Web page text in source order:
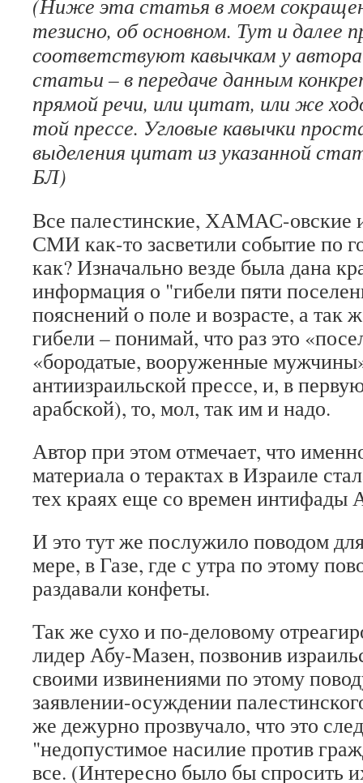
(Ниже эта статья в моем
тезисно, об основном. Тут и далее п
соответствуют кавычкам у
статьи – в передаче данным
прямой речи, или цитат, или же
той прессе. Угловые кавычки
выделения цитат из указанной
БЛ)
Все палестинские, ХАМАС-овские
СМИ как-то засветили событие по
как? Изначально везде была дана
информация о "гибели пяти
пояснений о поле и возрасте, а так
гибели – понимай, что раз это
«бородатые, вооруженные
антиизраильской прессе, и, в
арабской), то, мол, так им и надо.
Автор при этом отмечает, что
материала о терактах в Израиле
тех краях еще со времен интифады
И это тут же послужило поводом
мере, в Газе, где с утра по этому
раздавали конфеты.
Так же сухо и по-деловому
лидер Абу-Мазен, позвонив
своими извинениями по этому
заявлении-осуждении
же дежурно прозвучало, что это
"недопустимое насилие против
все. (Интересно было бы спросить